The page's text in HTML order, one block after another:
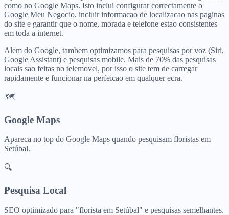
como no Google Maps. Isto inclui configurar correctamente o
Google Meu Negocio, incluir informacao de localizacao nas paginas
do site e garantir que o nome, morada e telefone estao consistentes
em toda a internet.
Alem do Google, tambem optimizamos para pesquisas por voz (Siri,
Google Assistant) e pesquisas mobile. Mais de 70% das pesquisas
locais sao feitas no telemovel, por isso o site tem de carregar
rapidamente e funcionar na perfeicao em qualquer ecra.
🗺️
Google Maps
Apareca no top do Google Maps quando pesquisam floristas em
Setúbal.
🔍
Pesquisa Local
SEO optimizado para "florista em Setúbal" e pesquisas semelhantes.